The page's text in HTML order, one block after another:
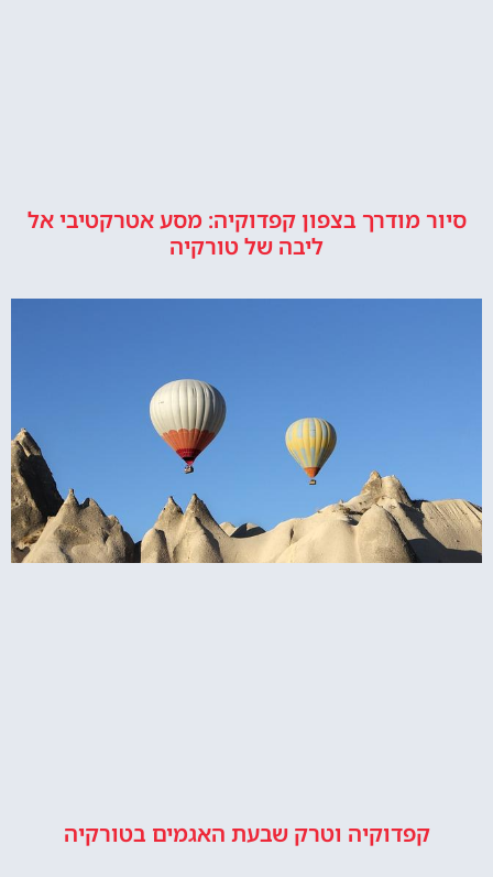
סיור מודרך בצפון קפדוקיה: מסע אטרקטיבי אל
ליבה של טורקיה
קפדוקיה וטרק שבעת האגמים בטורקיה